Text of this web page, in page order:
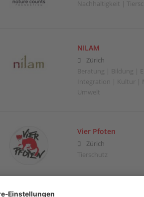
Nachhaltigkeit |
NILAM
Zürich
Beratung | Bildung |
Integration | Kultur |
Umwelt
Vier Pfoten
Zürich
Tierschutz